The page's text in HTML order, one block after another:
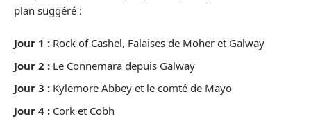
plan suggéré :
Jour 1 : Rock of Cashel, Falaises de Moher et Galway
Jour 2 : Le Connemara depuis Galway
Jour 3 : Kylemore Abbey et le comté de Mayo
Jour 4 : Cork et Cobh